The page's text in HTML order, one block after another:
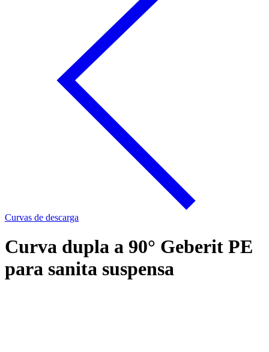
Curvas de descarga
Curva dupla a 90° Geberit PE
para sanita suspensa